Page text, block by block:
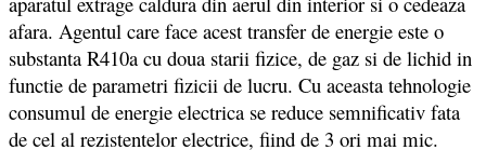
afara. Agentul care face acest transfer de energie este o
substanta R410a cu doua starii fizice, de gaz si de lichid in
functie de parametri fizicii de lucru. Cu aceasta tehnologie
consumul de energie electrica se reduce semnificativ fata
de cel al rezistentelor electrice, fiind de 3 ori mai mic.